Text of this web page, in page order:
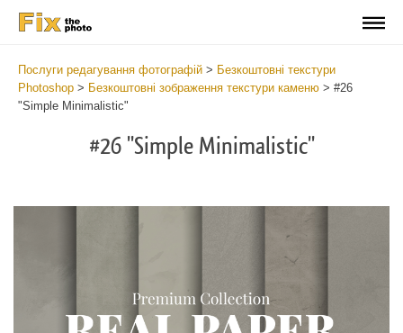
Послуги редагування фотографій > Безкоштовні текстури
Photoshop > Безкоштовні зображення текстури каменю > #26
"Simple Minimalistic"
#26 "Simple Minimalistic"